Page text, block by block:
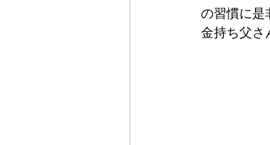
の習慣に是
金持ち父さ